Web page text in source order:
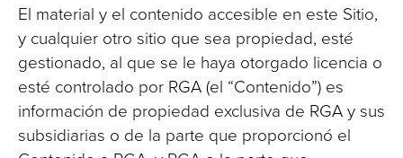
El material y el contenido accesible en este Sitio,
y cualquier otro sitio que sea propiedad, esté
gestionado, al que se le haya otorgado licencia o
esté controlado por RGA (el “Contenido”) es
información de propiedad exclusiva de RGA y sus
subsidiarias o de la parte que proporcionó el